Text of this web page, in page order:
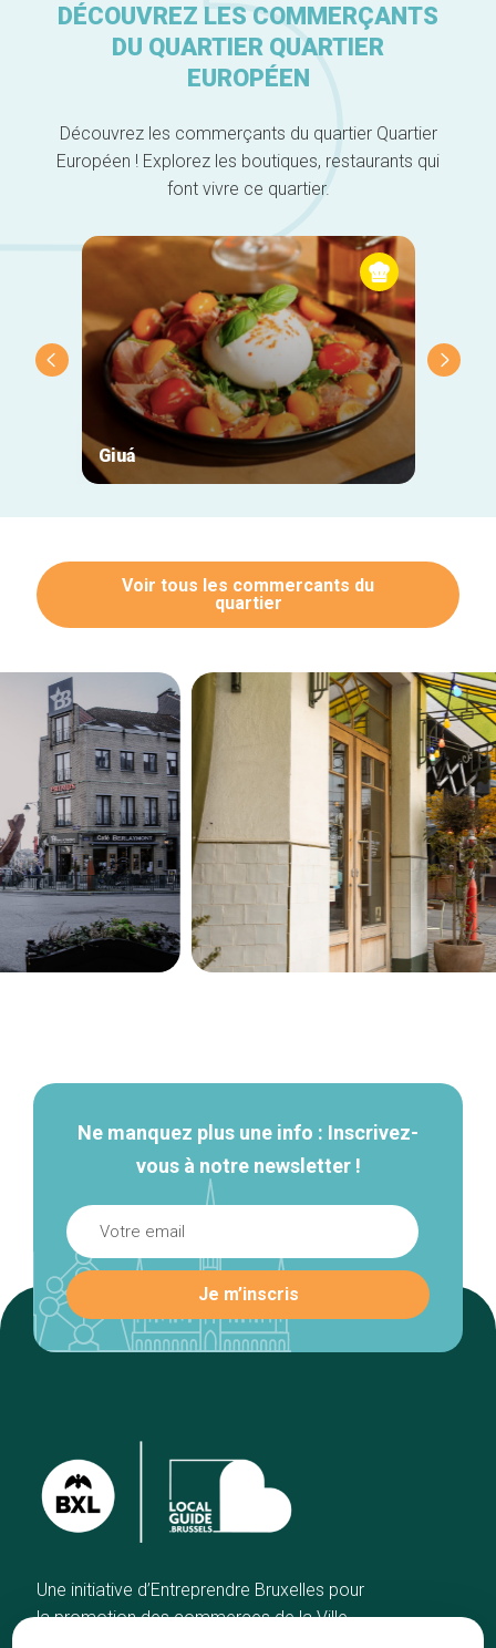
DÉCOUVREZ LES COMMERÇANTS
DU QUARTIER QUARTIER
EUROPÉEN
Découvrez les commerçants du quartier Quartier
Européen ! Explorez les boutiques, restaurants qui
font vivre ce quartier.
Giuá
Voir tous les commercants du
quartier
Ne manquez plus une info : Inscrivez-
vous à notre newsletter !
Une initiative d’Entreprendre Bruxelles pour
la promotion des commerces de la Ville